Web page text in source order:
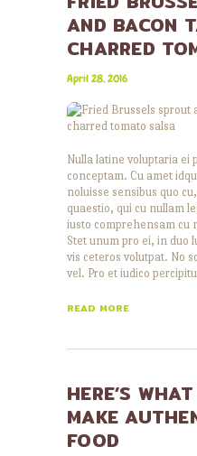
AND BACON
CHARRED
April 28, 2016
Nulla latine voluptaria ei
conceptam. Cu amet
noluisse sensibus quo
quaestio, qui cu nullam
iusto comprehensam cu
Stet unum pro ei, in duo
vis ceteros volutpat. No
vel. Pro et iudico
READ MORE
HERE’S
MAKE
FOOD